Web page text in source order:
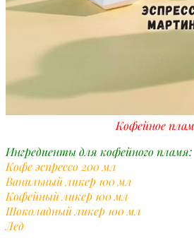
Кофейное
Ингредиенты для кофейного пламя:
Кофе эспрессо 200 мл
Ванильный ликер 100 мл
Кофейный ликер 100 мл
Шоколадный ликер 100 мл
Лед